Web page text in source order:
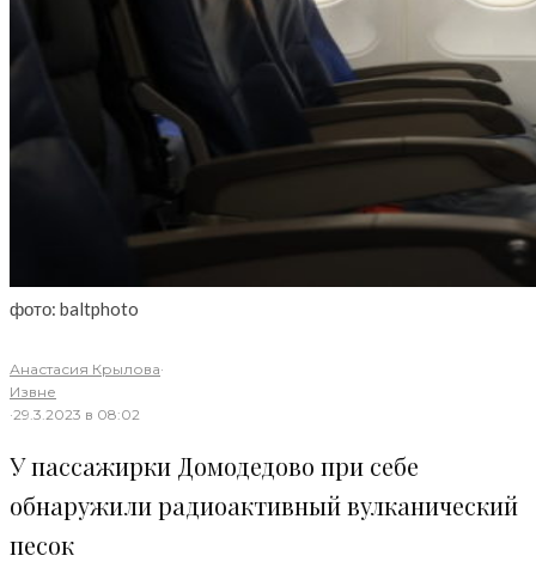
фото: baltphoto
Анастасия Крылова·
Извне
·29.3.2023 в 08:02
У пассажирки Домодедово при себе
обнаружили радиоактивный вулканический
песок